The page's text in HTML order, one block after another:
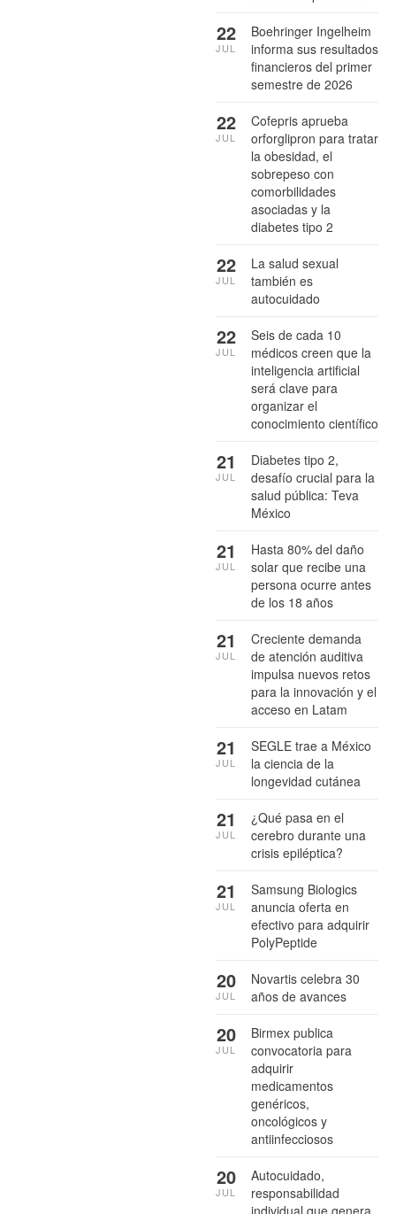
Boehringer Ingelheim
informa sus resultados
financieros del primer
semestre de 2026
22
JUL
Cofepris aprueba
orforglipron para tratar
la obesidad, el
sobrepeso con
comorbilidades
asociadas y la
diabetes tipo 2
22
JUL
La salud sexual
también es
autocuidado
22
JUL
Seis de cada 10
médicos creen que la
inteligencia artificial
será clave para
organizar el
conocimiento científico
22
JUL
Diabetes tipo 2,
desafío crucial para la
salud pública: Teva
México
21
JUL
Hasta 80% del daño
solar que recibe una
persona ocurre antes
de los 18 años
21
JUL
Creciente demanda
de atención auditiva
impulsa nuevos retos
para la innovación y el
acceso en Latam
21
JUL
SEGLE trae a México
la ciencia de la
longevidad cutánea
21
JUL
¿Qué pasa en el
cerebro durante una
crisis epiléptica?
21
JUL
Samsung Biologics
anuncia oferta en
efectivo para adquirir
PolyPeptide
21
JUL
Novartis celebra 30
años de avances
20
JUL
Birmex publica
convocatoria para
adquirir
medicamentos
genéricos,
oncológicos y
antiinfecciosos
20
JUL
Autocuidado,
responsabilidad
individual que genera
20
JUL